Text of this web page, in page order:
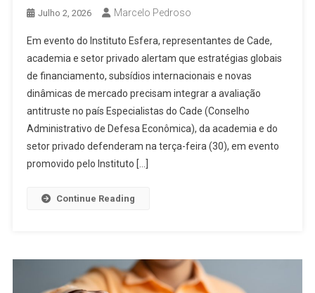
Julho 2, 2026 Marcelo Pedroso
Em evento do Instituto Esfera, representantes de Cade,
academia e setor privado alertam que estratégias globais
de financiamento, subsídios internacionais e novas
dinâmicas de mercado precisam integrar a avaliação
antitruste no país Especialistas do Cade (Conselho
Administrativo de Defesa Econômica), da academia e do
setor privado defenderam na terça-feira (30), em evento
promovido pelo Instituto […]
Continue Reading